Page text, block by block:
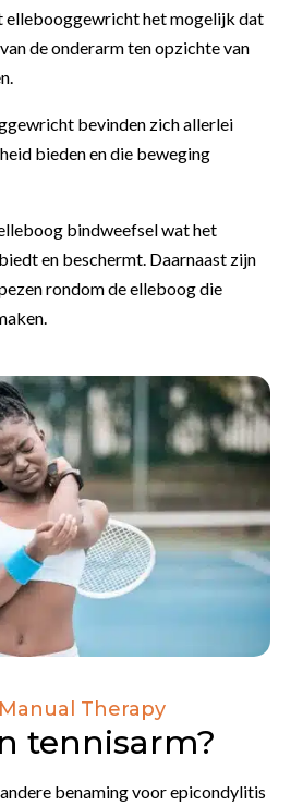
ellebooggewricht het mogelijk dat
de onderarm ten opzichte van
bevinden zich allerlei
bieden en die beweging
bindweefsel wat het
en beschermt. Daarnaast zijn
rondom de elleboog die
Therapy
tennisarm?
andere benaming voor epicondylitis